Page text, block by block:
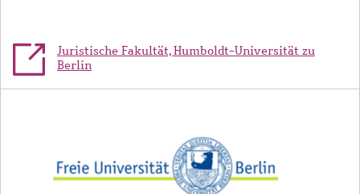
Juristische Fakultät, Humboldt-Universität zu
Berlin